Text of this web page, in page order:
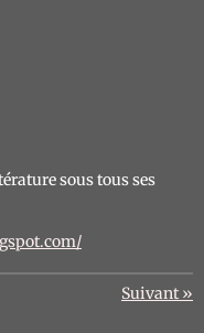
sous tous ses
Suivant »